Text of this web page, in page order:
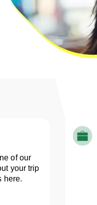
of our
your trip
here.